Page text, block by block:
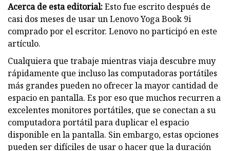
Acerca de esta editorial:Esto fue escrito después de
casi dos meses de usar un Lenovo Yoga Book 9i
comprado por el escritor. Lenovo no participó en este
artículo.
Cualquiera que trabaje mientras viaja descubre muy
rápidamente que incluso las computadoras portátiles
más grandes pueden no ofrecer la mayor cantidad de
espacio en pantalla. Es por eso que muchos recurren a
excelentes monitores portátiles, que se conectan a su
computadora portátil para duplicar el espacio
disponible en la pantalla. Sin embargo, estas opciones
pueden ser difíciles de usar o hacer que la duración